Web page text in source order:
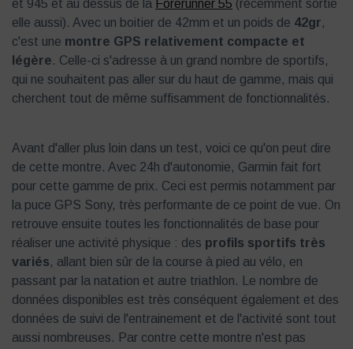
et 945 et au dessus de la Forerunner 55 (récemment sortie
elle aussi). Avec un boitier de 42mm et un poids de 42gr,
c'est une montre GPS relativement compacte et
légère. Celle-ci s'adresse à un grand nombre de sportifs,
qui ne souhaitent pas aller sur du haut de gamme, mais qui
cherchent tout de même suffisamment de fonctionnalités.
Avant d'aller plus loin dans un test, voici ce qu'on peut dire
de cette montre. Avec 24h d'autonomie, Garmin fait fort
pour cette gamme de prix. Ceci est permis notamment par
la puce GPS Sony, très performante de ce point de vue. On
retrouve ensuite toutes les fonctionnalités de base pour
réaliser une activité physique : des profils sportifs très
variés, allant bien sûr de la course à pied au vélo, en
passant par la natation et autre triathlon. Le nombre de
données disponibles est très conséquent également et des
données de suivi de l'entrainement et de l'activité sont tout
aussi nombreuses. Par contre cette montre n'est pas